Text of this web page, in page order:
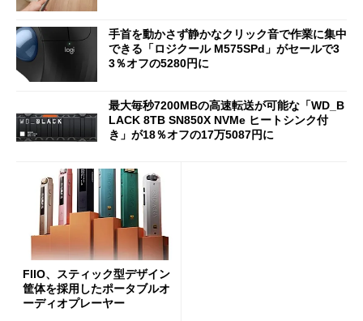
手首を動かさず静かなクリック音で作業に集中
できる「ロジクール M575SPd」がセールで3
3％オフの5280円に
最大毎秒7200MBの高速転送が可能な「WD_B
LACK 8TB SN850X NVMe ヒートシンク付
き」が18％オフの17万5087円に
FIIO、スティック型デザイン
筐体を採用したポータブルオ
ーディオプレーヤー